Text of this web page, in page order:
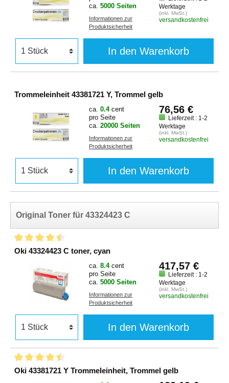
ca. 5000 Seiten
Informationen zur
Produktsicherheit
Werktage
(inkl. MwSt.)
versandkostenfrei
In den Warenkorb
Trommeleinheit 43381721 Y, Trommel gelb
ca. 0.4 cent
pro Seite
ca. 20000 Seiten
Informationen zur
Produktsicherheit
76,56 €
Lieferzeit : 1-2
Werktage
(inkl. MwSt.)
versandkostenfrei
In den Warenkorb
Original Toner für 43324423 C
Oki 43324423 C toner, cyan
ca. 8.4 cent
pro Seite
ca. 5000 Seiten
Informationen zur
Produktsicherheit
417,57 €
Lieferzeit : 1-2
Werktage
(inkl. MwSt.)
versandkostenfrei
In den Warenkorb
Oki 43381721 Y Trommeleinheit, Trommel gelb